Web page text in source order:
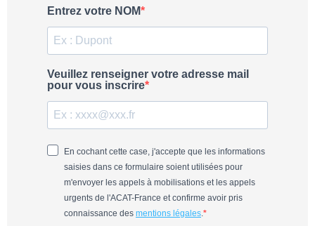
Entrez votre NOM
Veuillez renseigner votre adresse mail
pour vous inscrire
En cochant cette case, j'accepte que les informations
saisies dans ce formulaire soient utilisées pour
m'envoyer les appels à mobilisations et les appels
urgents de l'ACAT-France et confirme avoir pris
connaissance des mentions légales